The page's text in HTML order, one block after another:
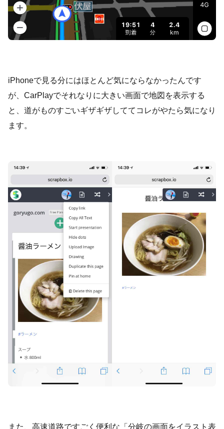
iPhoneで見る分にはほとんど気にならなかったんです
が、CarPlayでそれなりに大きい画面で地図を表示する
と、道がものすごいギザギザしててコレがやたら気になり
ます。
また、高速道路ですごく便利な「分岐の画面をイラスト表